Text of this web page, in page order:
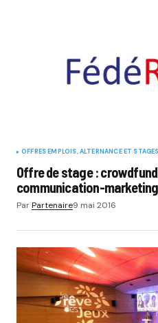
OFFRES EMPLOIS, ALTERNANCE ET STAGES
Offre de stage :
communication-marketing
ParPartenaire9 mai 2016